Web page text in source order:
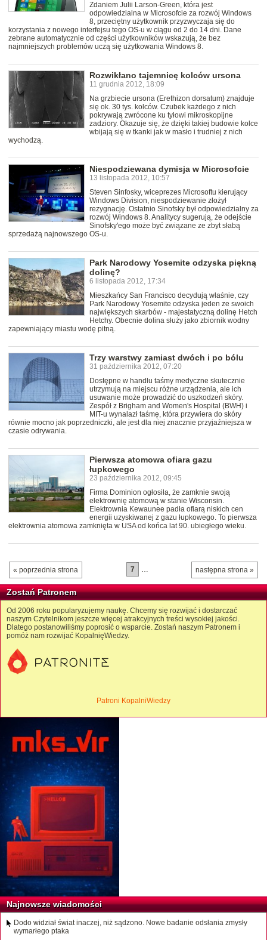
Zdaniem Julii Larson-Green, która jest
odpowiedzialna w Microsofcie za rozwój Windows
8, przeciętny użytkownik przyzwyczaja się do
korzystania z nowego interfejsu tego OS-u w ciągu od 2 do 14 dni. Dane
zebrane automatycznie od części użytkowników wskazują, że bez
najmniejszych problemów uczą się użytkowania Windows 8.
Rozwikłano tajemnicę kolców ursona
11 grudnia 2012, 18:09
Na grzbiecie ursona (Erethizon dorsatum) znajduje
się ok. 30 tys. kolców. Czubek każdego z nich
pokrywają zwrócone ku tyłowi mikroskopijne
zadziory. Okazuje się, że dzięki takiej budowie kolce
wbijają się w tkanki jak w masło i trudniej z nich
wychodzą.
Niespodziewana dymisja w Microsofcie
13 listopada 2012, 10:57
Steven Sinfosky, wiceprezes Microsoftu kierujący
Windows Division, niespodziewanie złożył
rezygnację. Ostatnio Sinofsky był odpowiedzialny za
rozwój Windows 8. Analitycy sugerują, że odejście
Sinofsky'ego może być związane ze zbyt słabą
sprzedażą najnowszego OS-u.
Park Narodowy Yosemite odzyska piękną
dolinę?
6 listopada 2012, 17:34
Mieszkańcy San Francisco decydują właśnie, czy
Park Narodowy Yosemite odzyska jeden ze swoich
największych skarbów - majestatyczną dolinę Hetch
Hetchy. Obecnie dolina służy jako zbiornik wodny
zapewniający miastu wodę pitną.
Trzy warstwy zamiast dwóch i po bólu
31 października 2012, 07:20
Dostępne w handlu taśmy medyczne skutecznie
utrzymują na miejscu różne urządzenia, ale ich
usuwanie może prowadzić do uszkodzeń skóry.
Zespół z Brigham and Women's Hospital (BWH) i
MIT-u wynalazł taśmę, która przywiera do skóry
równie mocno jak poprzedniczki, ale jest dla niej znacznie przyjaźniejsza w
czasie odrywania.
Pierwsza atomowa ofiara gazu
łupkowego
23 października 2012, 09:45
Firma Dominion ogłosiła, że zamknie swoją
elektrownię atomową w stanie Wisconsin.
Elektrownia Kewaunee padła ofiarą niskich cen
energii uzyskiwanej z gazu łupkowego. To pierwsza
elektrownia atomowa zamknięta w USA od końca lat 90. ubiegłego wieku.
« poprzednia strona następna strona »
7 …
Zostań Patronem
Od 2006 roku popularyzujemy naukę. Chcemy się rozwijać i dostarczać
naszym Czytelnikom jeszcze więcej atrakcyjnych treści wysokiej jakości.
Dlatego postanowiliśmy poprosić o wsparcie. Zostań naszym Patronem i
pomóż nam rozwijać KopalnięWiedzy.
Patroni KopalniWiedzy
Najnowsze wiadomości
Dodo widział świat inaczej, niż sądzono. Nowe badanie odsłania zmysły
wymarłego ptaka